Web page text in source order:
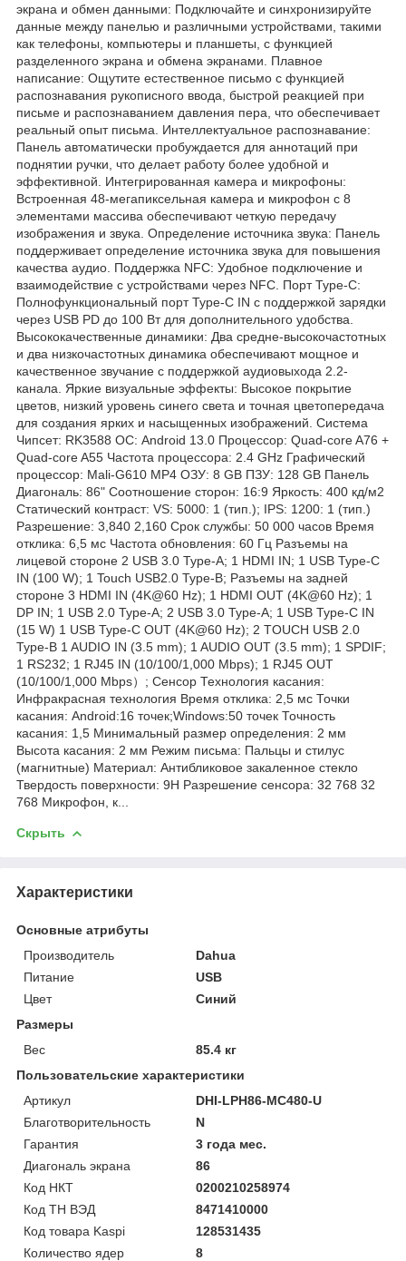
экрана и обмен данными: Подключайте и синхронизируйте
данные между панелью и различными устройствами, такими
как телефоны, компьютеры и планшеты, с функцией
разделенного экрана и обмена экранами. Плавное
написание: Ощутите естественное письмо с функцией
распознавания рукописного ввода, быстрой реакцией при
письме и распознаванием давления пера, что обеспечивает
реальный опыт письма. Интеллектуальное распознавание:
Панель автоматически пробуждается для аннотаций при
поднятии ручки, что делает работу более удобной и
эффективной. Интегрированная камера и микрофоны:
Встроенная 48-мегапиксельная камера и микрофон с 8
элементами массива обеспечивают четкую передачу
изображения и звука. Определение источника звука: Панель
поддерживает определение источника звука для повышения
качества аудио. Поддержка NFC: Удобное подключение и
взаимодействие с устройствами через NFC. Порт Type-C:
Полнофункциональный порт Type-C IN с поддержкой зарядки
через USB PD до 100 Вт для дополнительного удобства.
Высококачественные динамики: Два средне-высокочастотных
и два низкочастотных динамика обеспечивают мощное и
качественное звучание с поддержкой аудиовыхода 2.2-
канала. Яркие визуальные эффекты: Высокое покрытие
цветов, низкий уровень синего света и точная цветопередача
для создания ярких и насыщенных изображений. Система
Чипсет: RK3588 ОС: Android 13.0 Процессор: Quad-core A76 +
Quad-core A55 Частота процессора: 2.4 GHz Графический
процессор: Mali-G610 MP4 ОЗУ: 8 GB ПЗУ: 128 GB Панель
Диагональ: 86" Соотношение сторон: 16:9 Яркость: 400 кд/м2
Статический контраст: VS: 5000: 1 (тип.); IPS: 1200: 1 (тип.)
Разрешение: 3,840 2,160 Срок службы: 50 000 часов Время
отклика: 6,5 мс Частота обновления: 60 Гц Разъемы на
лицевой стороне 2 USB 3.0 Type-A; 1 HDMI IN; 1 USB Type-C
IN (100 W); 1 Touch USB2.0 Type-B; Разъемы на задней
стороне 3 HDMI IN (4K@60 Hz); 1 HDMI OUT (4K@60 Hz); 1
DP IN; 1 USB 2.0 Type-A; 2 USB 3.0 Type-A; 1 USB Type-C IN
(15 W) 1 USB Type-C OUT (4K@60 Hz); 2 TOUCH USB 2.0
Type-B 1 AUDIO IN (3.5 mm); 1 AUDIO OUT (3.5 mm); 1 SPDIF;
1 RS232; 1 RJ45 IN (10/100/1,000 Mbps); 1 RJ45 OUT
(10/100/1,000 Mbps）; Сенсор Технология касания:
Инфракрасная технология Время отклика: 2,5 мс Точки
касания: Android:16 точек;Windows:50 точек Точность
касания: 1,5 Минимальный размер определения: 2 мм
Высота касания: 2 мм Режим письма: Пальцы и стилус
(магнитные) Материал: Антибликовое закаленное стекло
Твердость поверхности: 9H Разрешение сенсора: 32 768 32
768 Микрофон, к...
Скрыть
Характеристики
Основные атрибуты
Производитель
Dahua
Питание
USB
Цвет
Синий
Размеры
Вес
85.4 кг
Пользовательские характеристики
Артикул
DHI-LPH86-MC480-U
Благотворительность
N
Гарантия
3 года мес.
Диагональ экрана
86
Код НКТ
0200210258974
Код ТН ВЭД
8471410000
Код товара Kaspi
128531435
Количество ядер
8